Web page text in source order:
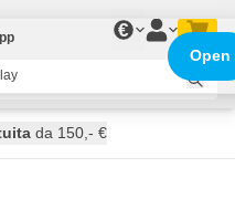
€
spedito oggi
da 150,- €
Open